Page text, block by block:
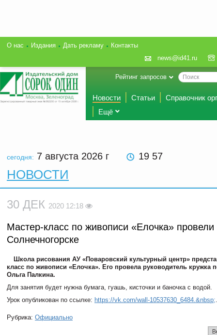
О нас Издания Дать рекламу
Контакты
news@id41.ru
Рейтинг запросов
Новости Статьи
Справочник
Ещё
сегодня: 7 августа 2026 г 19 57
НОВОСТИ
30 ДЕК 2020 12:18
Мастер-класс по живописи «Елочка» провели
Солнечногорске
Школа рисования АУ «Поваровский культурный центр»
класс по живописи «Елочка». Его провела руководитель кружка
Ольга Палкина.
Для занятия будет нужна бумага, гуашь, кисточки и баночка с водой.
Урок опубликован по ссылке: https://vk.com/wall-10537630_6484.&nbsp;
Рубрика: Официально